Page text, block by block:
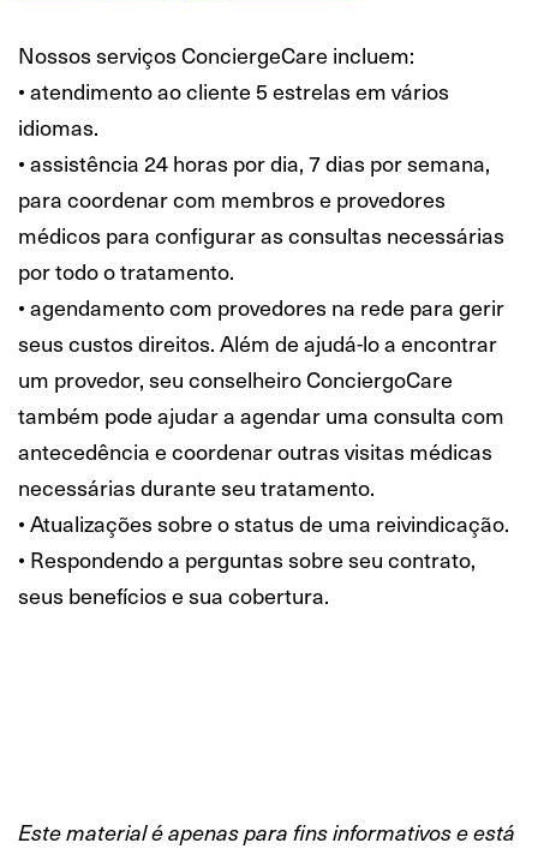
Nossos serviços ConciergeCare incluem:
• atendimento ao cliente 5 estrelas em vários
idiomas.
• assistência 24 horas por dia, 7 dias por semana,
para coordenar com membros e provedores
médicos para configurar as consultas necessárias
por todo o tratamento.
• agendamento com provedores na rede para gerir
seus custos direitos. Além de ajudá-lo a encontrar
um provedor, seu conselheiro ConciergoCare
também pode ajudar a agendar uma consulta com
antecedência e coordenar outras visitas médicas
necessárias durante seu tratamento.
• Atualizações sobre o status de uma reivindicação.
• Respondendo a perguntas sobre seu contrato,
seus benefícios e sua cobertura.
Este material é apenas para fins informativos e está